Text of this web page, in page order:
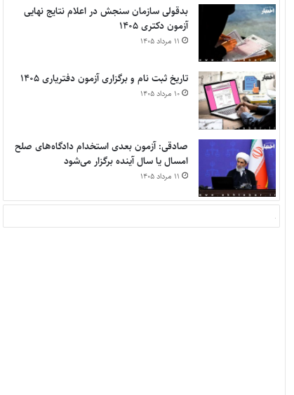
بدقولی سازمان سنجش در اعلام نتایج نهایی
آزمون دکتری ۱۴۰۵
۱۱ مرداد ۱۴۰۵
تاریخ ثبت نام و برگزاری آزمون دفتریاری ۱۴۰۵
۱۰ مرداد ۱۴۰۵
صادقی: آزمون بعدی استخدام دادگاه‌های صلح
امسال یا سال آینده برگزار می‌شود
۱۱ مرداد ۱۴۰۵